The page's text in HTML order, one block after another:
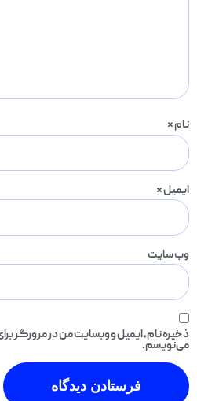
نام*
ایمیل*
وب‌ سایت
ذخیره نام، ایمیل و وبسایت من در مرورگر
می‌نویسم.